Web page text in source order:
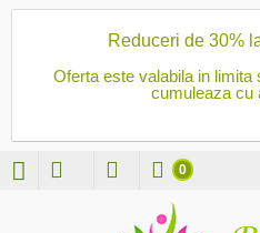
Reduceri de 30%
Oferta este valabila in limita
cumuleaza cu
0